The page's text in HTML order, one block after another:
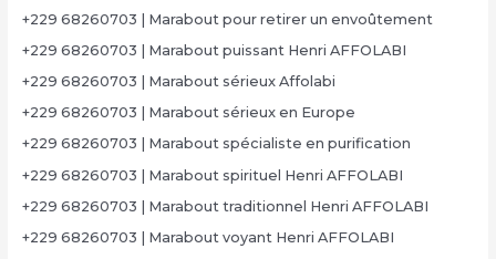
+229 68260703 | Marabout pour retirer un envoûtement
+229 68260703 | Marabout puissant Henri AFFOLABI
+229 68260703 | Marabout sérieux Affolabi
+229 68260703 | Marabout sérieux en Europe
+229 68260703 | Marabout spécialiste en purification
+229 68260703 | Marabout spirituel Henri AFFOLABI
+229 68260703 | Marabout traditionnel Henri AFFOLABI
+229 68260703 | Marabout voyant Henri AFFOLABI